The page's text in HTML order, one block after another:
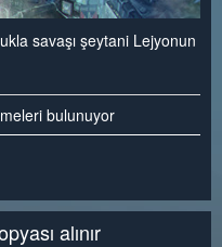
savaşı şeytani Lejyonun
bulunuyor
alınır